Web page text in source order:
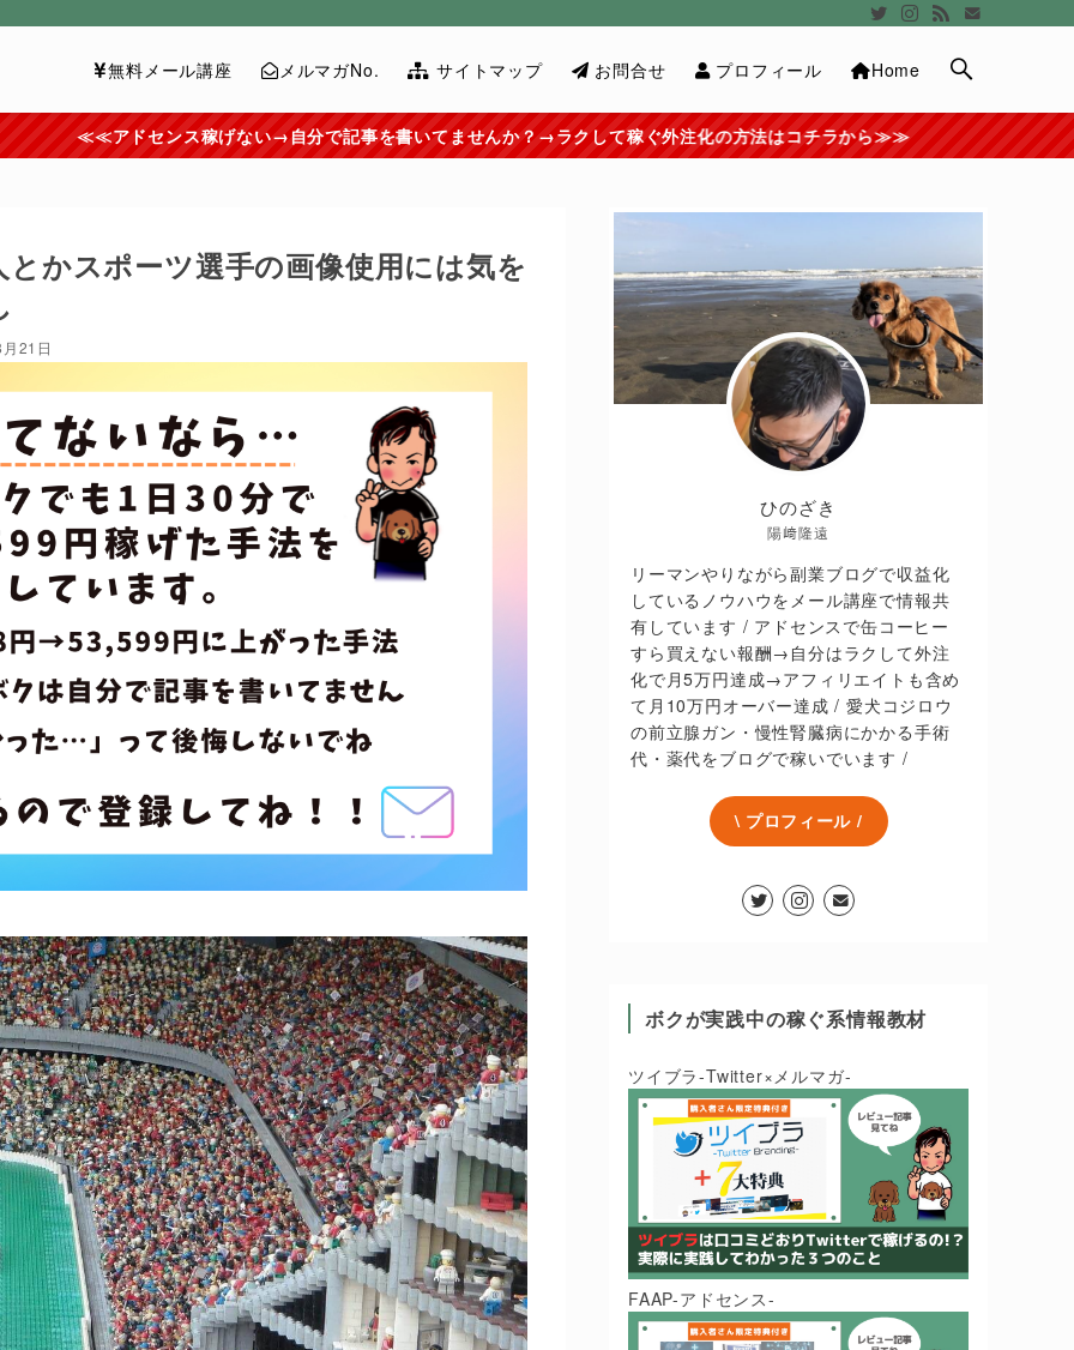
無料メール講座 メルマガNo. サイトマップ お問合せ プロフィール Home
稼げない→自分で記事を書いてませんか？→ラクして稼ぐ外注化の方法はコチラから≫≫
かスポーツ選手の画像使用には気を
21日
ひのざき
陽﨑隆遠
リーマンやりながら副業ブログで収益化
しているノウハウをメール講座で情報共
有しています / アドセンスで缶コーヒー
すら買えない報酬→自分はラクして外注
化で月5万円達成→アフィリエイトも含め
て月10万円オーバー達成 / 愛犬コジロウ
の前立腺ガン・慢性腎臓病にかかる手術
代・薬代をブログで稼いでいます /
\ プロフィール /
ボクが実践中の稼ぐ系情報教材
ツイブラ-Twitter×メルマガ-
FAAP-アドセンス-